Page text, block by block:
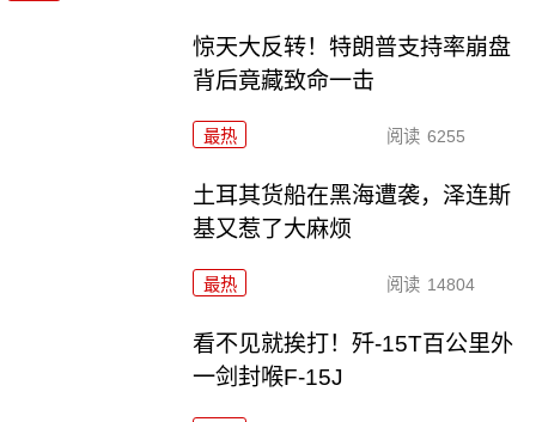
惊天大反转！特朗普支持率崩盘
背后竟藏致命一击
最热 阅读 6255
土耳其货船在黑海遭袭，泽连斯
基又惹了大麻烦
最热 阅读 14804
看不见就挨打！歼-15T百公里外
一剑封喉F-15J